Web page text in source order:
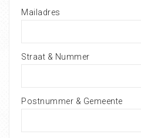
Mailadres
Straat & Nummer
Postnummer & Gemeente